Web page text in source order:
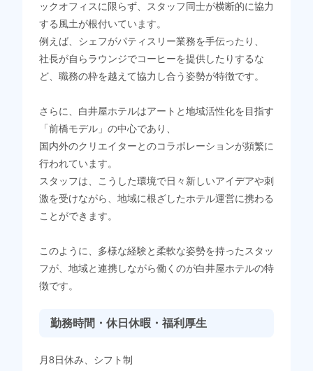
ックオフィスに限らず、スタッフ同士が横断的に協力
する風土が根付いています。
例えば、シェフがパティスリー業務を手伝ったり、
社長が自らラウンジでコーヒーを提供したりするな
ど、職務の枠を越えて協力し合う姿勢が特徴です​。
さらに、白井屋ホテルはアートと地域活性化を目指す
「前橋モデル」の中心であり、
国内外のクリエイターとのコラボレーションが頻繁に
行われています。
スタッフは、こうした環境で日々新しいアイデアや刺
激を受けながら、地域に根ざしたホテル運営に携わる
ことができます​。
このように、多様な経験と柔軟な姿勢を持ったスタッ
フが、地域と連携しながら働くのが白井屋ホテルの特
徴です。
勤務時間・休日休暇・福利厚生
月8日休み、シフト制